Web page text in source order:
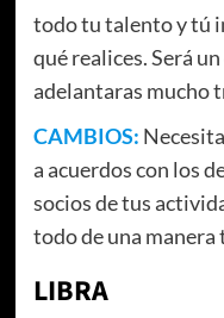
todo tu talento y tú
qué realices. Será
adelantaras mucho
CAMBIOS:
a acuerdos con los
socios de tus
todo de una
LIBRA